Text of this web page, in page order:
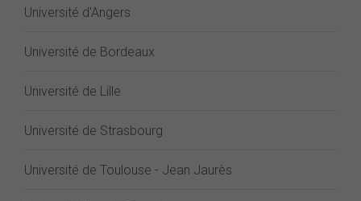
Université d'Angers
Université de Bordeaux
Université de Lille
Université de Strasbourg
Université de Toulouse - Jean Jaurès